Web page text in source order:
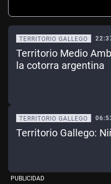
Borrar Mes
TERRITORIO GALLEGO
Territorio Medio
la cotorra argentina
TERRITORIO GALLEGO
Territorio Gallego:
PUBLICIDAD